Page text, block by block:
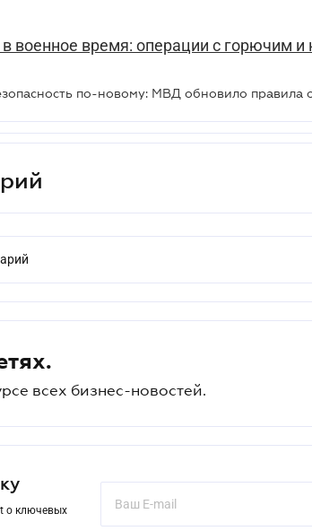
военное время: операции с горючим и
всех бизнес-новостей.
о ключевых